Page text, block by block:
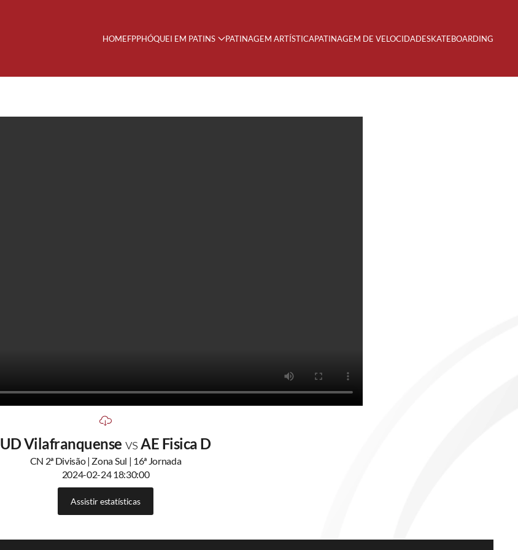
HOMEFPPHÓQUEI EM PATINS PATINAGEM ARTÍSTICAPATINAGEM DE VELOCIDADESKATEBOARDING
UD Vilafranquense vsAE Fisica D
CN 2ª Divisão | Zona Sul | 16ª Jornada
2024-02-24 18:30:00
Assistir estatísticas